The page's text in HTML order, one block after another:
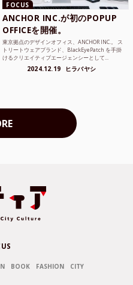
FOCUS
ANCHOR INC.が初のPOPUP
OFFICEを開催。
東京拠点のデザインオフィス、ANCHOR INC.。 ス
トリートウェアブランド、BlackEyePatch を手掛
けるクリエイティブエージェンシーとして...
2024.12.19 ヒラバヤシ
BOOK FASHION CITY